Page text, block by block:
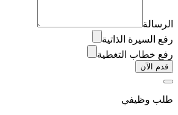
الرسالة
رفع السيرة الذاتية
رفع خطاب التغطية
قدم الآن
طلب وظيفي